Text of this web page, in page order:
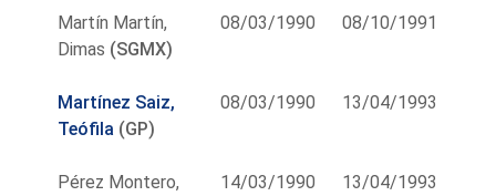
Martín Martín,
Dimas (SGMX)
08/03/1990 08/10/1991
Martínez Saiz,
Teófila (GP)
08/03/1990 13/04/1993
Pérez Montero,
14/03/1990 13/04/1993